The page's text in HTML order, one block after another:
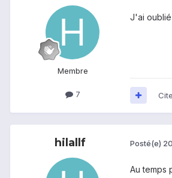
Membre
7
J'ai
hilallf Posté(e)
Au temps